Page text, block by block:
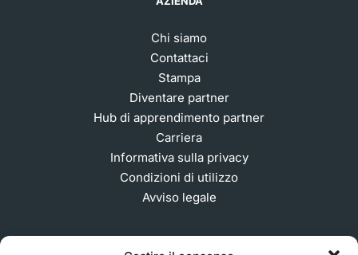
Chi siamo
Contattaci
Stampa
Diventare partner
Hub di apprendimento partner
Carriera
Informativa sulla privacy
Condizioni di utilizzo
Avviso legale